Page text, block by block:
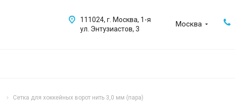
Москва
111024, г. Москва, 1-я
ул. Энтузиастов, 3
Сетка для хоккейных ворот нить 3,0 мм (пара)